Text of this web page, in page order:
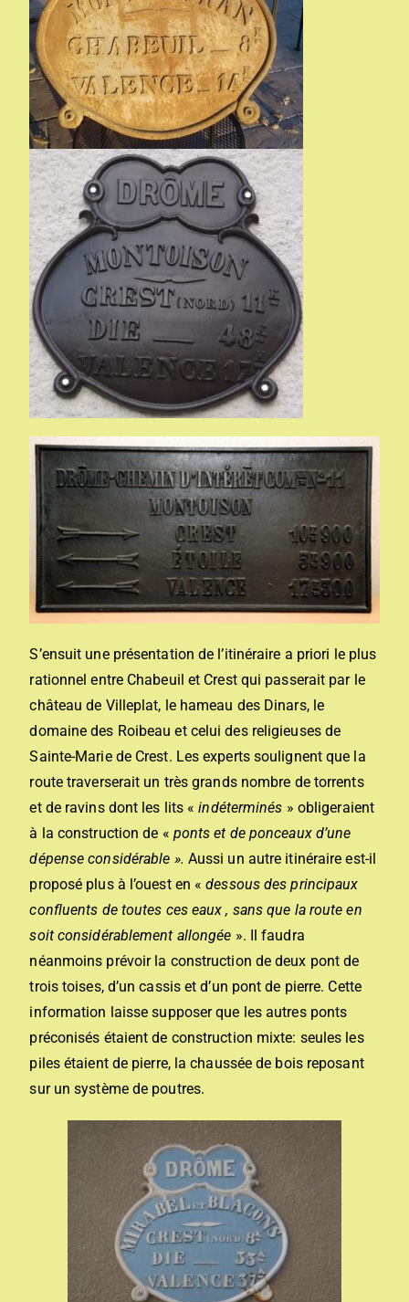
S’ensuit une présentation de l’itinéraire a priori le plus
rationnel entre Chabeuil et Crest qui passerait par le
château de Villeplat, le hameau des Dinars, le
domaine des Roibeau et celui des religieuses de
Sainte-Marie de Crest. Les experts soulignent que la
route traverserait un très grands nombre de torrents
et de ravins dont les lits «indéterminés » obligeraient
à la construction de « ponts et de ponceaux d’une
dépense considérable ». Aussi un autre itinéraire est-il
proposé plus à l’ouest en «dessous des principaux
confluents de toutes ces eaux , sans que la route en
soit considérablement allongée ». Il faudra
néanmoins prévoir la construction de deux pont de
trois toises, d’un cassis et d’un pont de pierre. Cette
information laisse supposer que les autres ponts
préconisés étaient de construction mixte: seules les
piles étaient de pierre, la chaussée de bois reposant
sur un système de poutres.